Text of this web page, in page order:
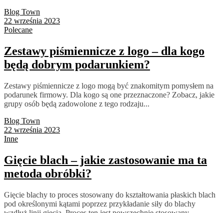
Blog Town
22 września 2023
Polecane
Zestawy piśmiennicze z logo – dla kogo
będą dobrym podarunkiem?
Zestawy piśmiennicze z logo mogą być znakomitym pomysłem na
podarunek firmowy. Dla kogo są one przeznaczone? Zobacz, jakie
grupy osób będą zadowolone z tego rodzaju...
Blog Town
22 września 2023
Inne
Gięcie blach – jakie zastosowanie ma ta
metoda obróbki?
Gięcie blachy to proces stosowany do kształtowania płaskich blach
pod określonymi kątami poprzez przykładanie siły do blachy